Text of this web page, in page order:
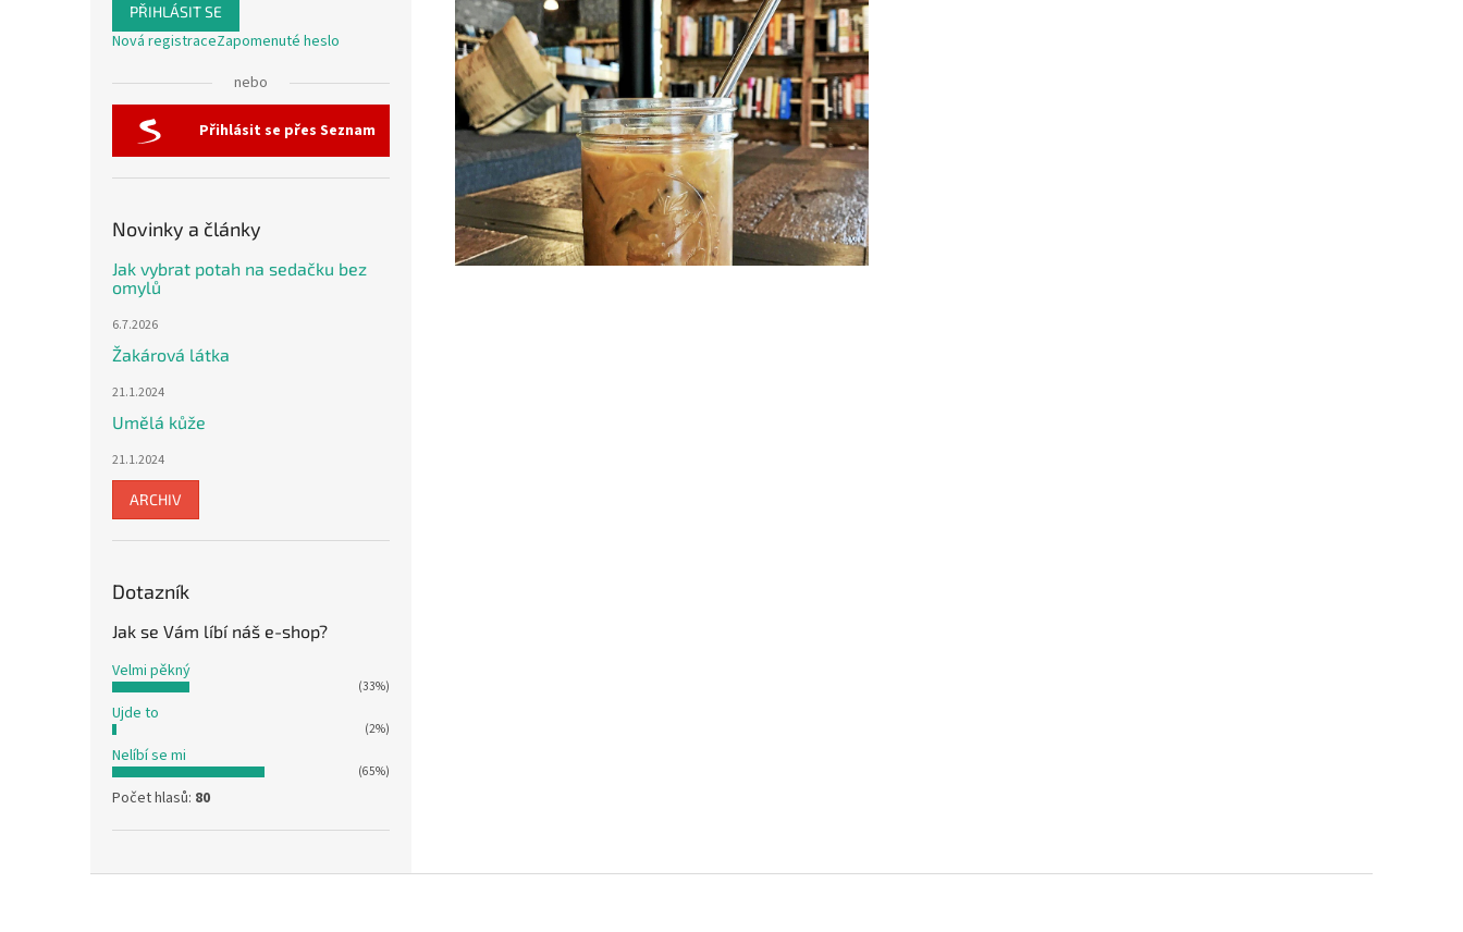
PŘIHLÁSIT SE
Nová registraceZapomenuté heslo
nebo
Přihlásit se přes Seznam
Novinky a články
Jak vybrat potah na sedačku bez
omylů
6.7.2026
Žakárová látka
21.1.2024
Umělá kůže
21.1.2024
ARCHIV
Dotazník
Jak se Vám líbí náš e-shop?
Velmi pěkný
(33%)
Ujde to
(2%)
Nelíbí se mi
(65%)
Počet hlasů: 80